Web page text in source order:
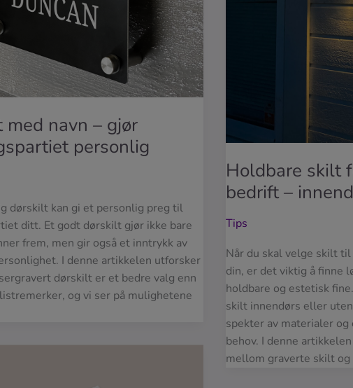
med navn – gjør
personlig
dørskilt kan gi et personlig preg til
ditt. Et godt dørskilt gjør ikke bare
frem, men gir også et inntrykk av
I denne artikkelen utforsker
dørskilt er et bedre valg enn
og vi ser på mulighetene
Holdbare skilt
bedrift –
Tips
Når du skal velge skilt
din, er det viktig å finne
holdbare og estetisk
skilt innendørs eller
spekter av materialer
behov. I denne
mellom graverte skilt og